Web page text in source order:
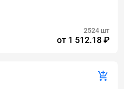
2524 шт
от 1 512.18 ₽